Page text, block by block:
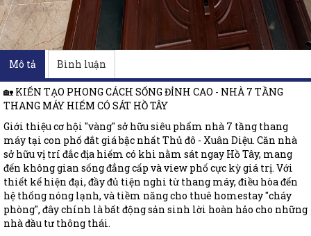
Mô tả Bình luận
🏡 KIẾN TẠO PHONG CÁCH SỐNG ĐỈNH CAO - NHÀ 7 TẦNG
THANG MÁY HIẾM CÓ SÁT HỒ TÂY
Giới thiệu cơ hội "vàng" sở hữu siêu phẩm nhà 7 tầng thang
máy tại con phố đắt giá bậc nhất Thủ đô - Xuân Diệu. Căn nhà
sở hữu vị trí đắc địa hiếm có khi nằm sát ngay Hồ Tây, mang
đến không gian sống đẳng cấp và view phố cực kỳ giá trị. Với
thiết kế hiện đại, đầy đủ tiện nghi từ thang máy, điều hòa đến
hệ thống nóng lạnh, và tiềm năng cho thuê homestay "cháy
phòng", đây chính là bất động sản sinh lời hoàn hảo cho những
nhà đầu tư thông thái.